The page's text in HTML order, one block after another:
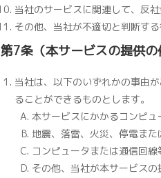
当社のサービスに関連して、反
その他、当社が不適切と判断す
第7条（本サービスの提供の
当社は、以下のいずれかの事由
ることができるものとします。
本サービスにかかるコンピ
地震、落雷、火災、停電ま
コンピュータまたは通信回
その他、当社が本サービス